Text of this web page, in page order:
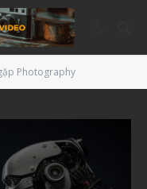
Photography